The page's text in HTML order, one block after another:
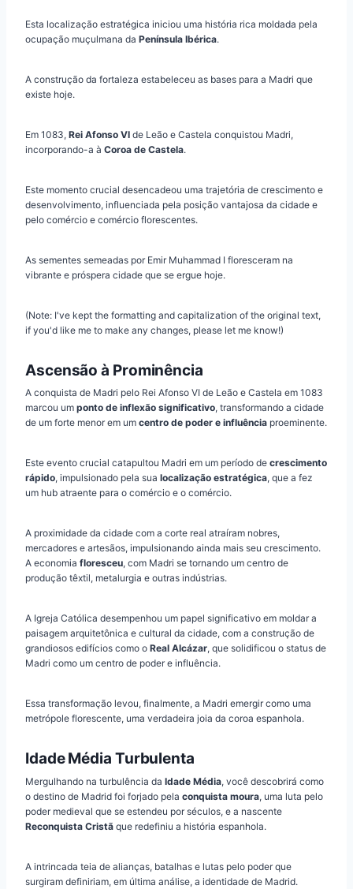
Esta localização estratégica iniciou uma história rica moldada pela
ocupação muçulmana da Península Ibérica.
A construção da fortaleza estabeleceu as bases para a Madri que
existe hoje.
Em 1083, Rei Afonso VI de Leão e Castela conquistou Madri,
incorporando-a à Coroa de Castela.
Este momento crucial desencadeou uma trajetória de crescimento e
desenvolvimento, influenciada pela posição vantajosa da cidade e
pelo comércio e comércio florescentes.
As sementes semeadas por Emir Muhammad I floresceram na
vibrante e próspera cidade que se ergue hoje.
(Note: I've kept the formatting and capitalization of the original text,
if you'd like me to make any changes, please let me know!)
Ascensão à Prominência
A conquista de Madri pelo Rei Afonso VI de Leão e Castela em 1083
marcou um ponto de inflexão significativo, transformando a cidade
de um forte menor em um centro de poder e influência proeminente.
Este evento crucial catapultou Madri em um período de crescimento
rápido, impulsionado pela sua localização estratégica, que a fez
um hub atraente para o comércio e o comércio.
A proximidade da cidade com a corte real atraíram nobres,
mercadores e artesãos, impulsionando ainda mais seu crescimento.
A economia floresceu, com Madri se tornando um centro de
produção têxtil, metalurgia e outras indústrias.
A Igreja Católica desempenhou um papel significativo em moldar a
paisagem arquitetônica e cultural da cidade, com a construção de
grandiosos edifícios como o Real Alcázar, que solidificou o status de
Madri como um centro de poder e influência.
Essa transformação levou, finalmente, a Madri emergir como uma
metrópole florescente, uma verdadeira joia da coroa espanhola.
Idade Média Turbulenta
Mergulhando na turbulência da Idade Média, você descobrirá como
o destino de Madrid foi forjado pela conquista moura, uma luta pelo
poder medieval que se estendeu por séculos, e a nascente
Reconquista Cristã que redefiniu a história espanhola.
A intrincada teia de alianças, batalhas e lutas pelo poder que
surgiram definiriam, em última análise, a identidade de Madrid.